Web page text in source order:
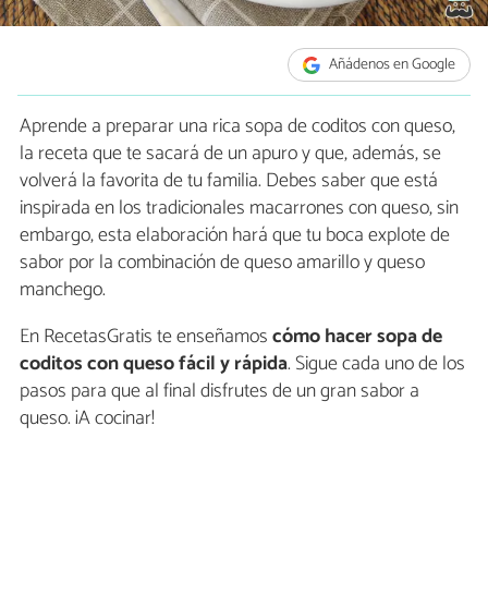
Añádenos en Google
Aprende a preparar una rica sopa de coditos con queso,
la receta que te sacará de un apuro y que, además, se
volverá la favorita de tu familia. Debes saber que está
inspirada en los tradicionales macarrones con queso, sin
embargo, esta elaboración hará que tu boca explote de
sabor por la combinación de queso amarillo y queso
manchego.
En RecetasGratis te enseñamoscómo hacer sopa de
coditos con queso fácil y rápida. Sigue cada uno de los
pasos para que al final disfrutes de un gran sabor a
queso. ¡A cocinar!